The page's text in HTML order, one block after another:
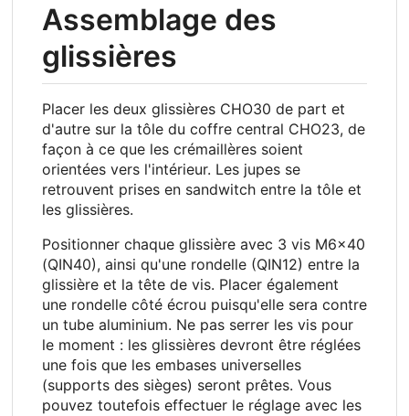
Assemblage des
glissières
Placer les deux glissières CHO30 de part et
d'autre sur la tôle du coffre central CHO23, de
façon à ce que les crémaillères soient
orientées vers l'intérieur. Les jupes se
retrouvent prises en sandwitch entre la tôle et
les glissières.
Positionner chaque glissière avec 3 vis M6x40
(QIN40), ainsi qu'une rondelle (QIN12) entre la
glissière et la tête de vis. Placer également
une rondelle côté écrou puisqu'elle sera contre
un tube aluminium. Ne pas serrer les vis pour
le moment : les glissières devront être réglées
une fois que les embases universelles
(supports des sièges) seront prêtes. Vous
pouvez toutefois effectuer le réglage avec les